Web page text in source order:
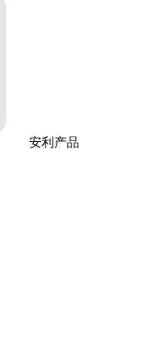
安利产品